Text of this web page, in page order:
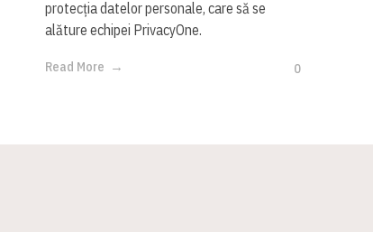
protecția datelor personale, care să se
alăture echipei PrivacyOne.
Read More 0